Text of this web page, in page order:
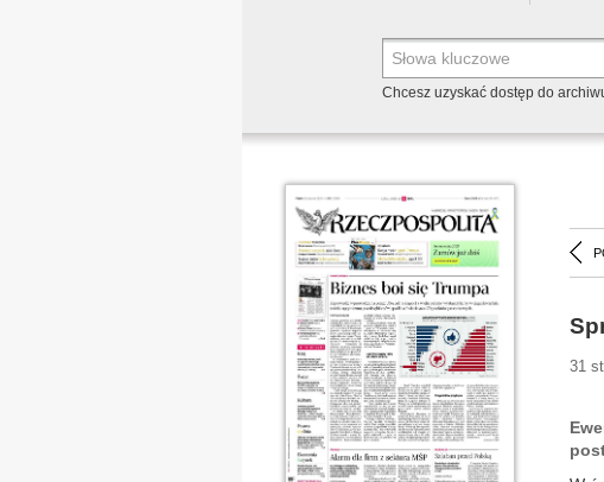
Chcesz uzyskać dostęp do
31